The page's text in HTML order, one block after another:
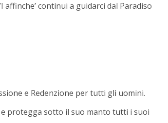
affinche’ continui a guidarci dal Paradiso
e Redenzione per tutti gli uomini.
protegga sotto il suo manto tutti i suoi